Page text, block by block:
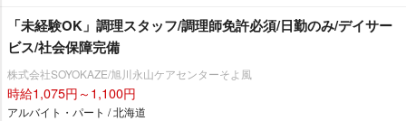
「未経験OK」調理スタッフ/調理師免許必須/日勤のみ/デイサー
ビス/社会保障完備
株式会社SOYOKAZE/旭川永山ケアセンターそよ風
時給1,075円～1,100円
アルバイト・パート / 北海道